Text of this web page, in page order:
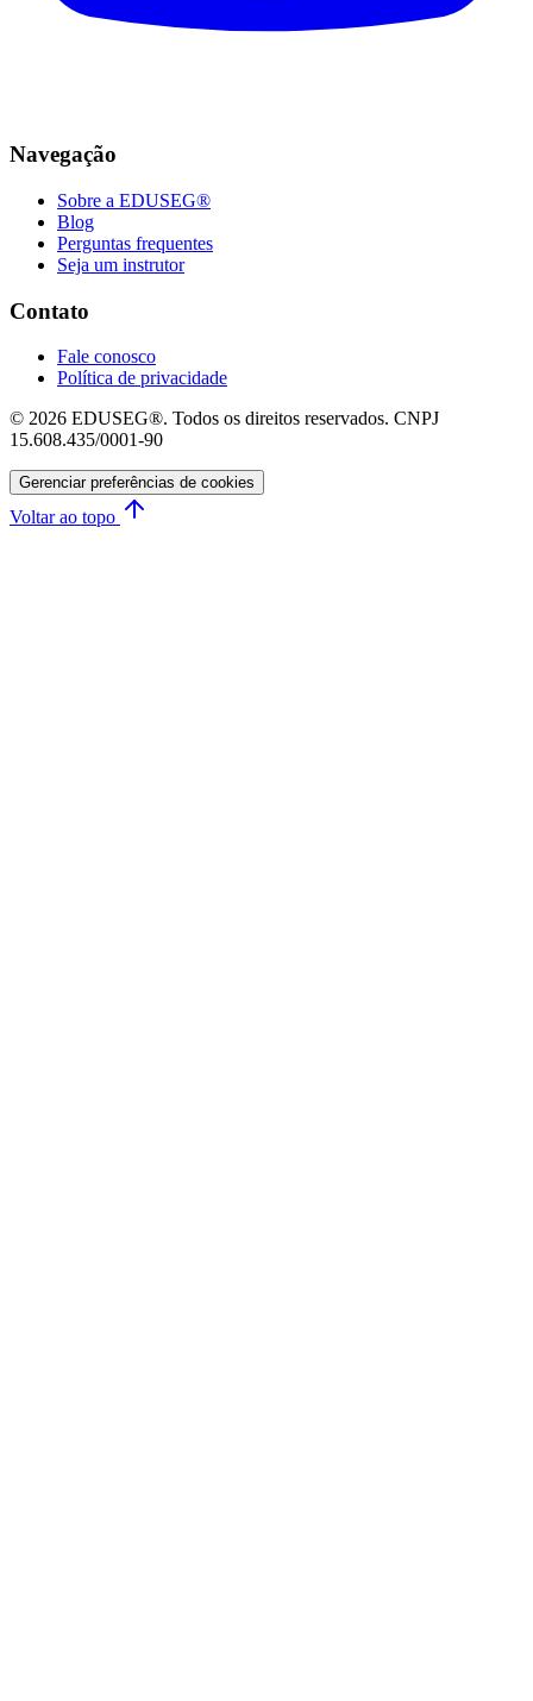
Navegação
Sobre a EDUSEG®
Blog
Perguntas frequentes
Seja um instrutor
Contato
Fale conosco
Política de privacidade
© 2026 EDUSEG®. Todos os direitos reservados. CNPJ
15.608.435/0001-90
Gerenciar preferências de cookies
Voltar ao topo